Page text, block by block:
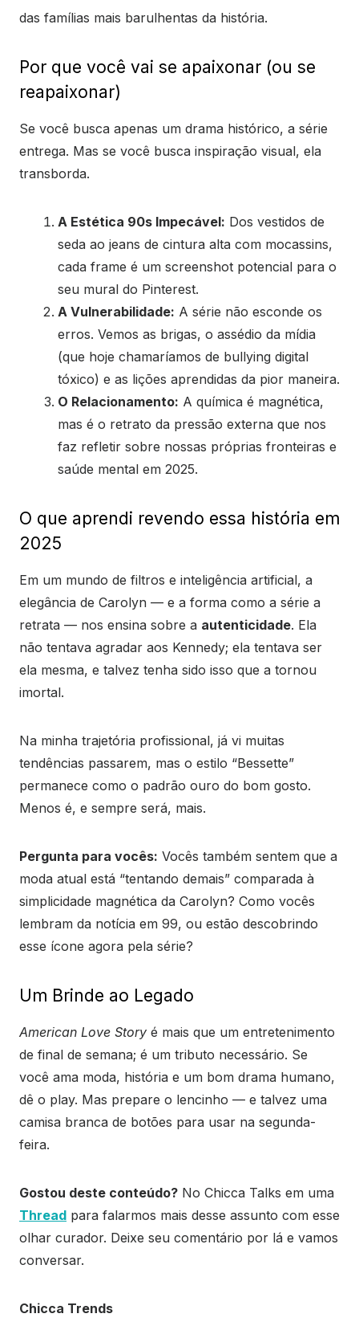
das famílias mais barulhentas da história.
Por que você vai se apaixonar (ou se
reapaixonar)
Se você busca apenas um drama histórico, a série
entrega. Mas se você busca inspiração visual, ela
transborda.
A Estética 90s Impecável: Dos vestidos de
seda ao jeans de cintura alta com mocassins,
cada frame é um screenshot potencial para o
seu mural do Pinterest.
A Vulnerabilidade: A série não esconde os
erros. Vemos as brigas, o assédio da mídia
(que hoje chamaríamos de bullying digital
tóxico) e as lições aprendidas da pior maneira.
O Relacionamento: A química é magnética,
mas é o retrato da pressão externa que nos
faz refletir sobre nossas próprias fronteiras e
saúde mental em 2025.
O que aprendi revendo essa história em
2025
Em um mundo de filtros e inteligência artificial, a
elegância de Carolyn — e a forma como a série a
retrata — nos ensina sobre a autenticidade. Ela
não tentava agradar aos Kennedy; ela tentava ser
ela mesma, e talvez tenha sido isso que a tornou
imortal.
Na minha trajetória profissional, já vi muitas
tendências passarem, mas o estilo “Bessette”
permanece como o padrão ouro do bom gosto.
Menos é, e sempre será, mais.
Pergunta para vocês: Vocês também sentem que a
moda atual está “tentando demais” comparada à
simplicidade magnética da Carolyn? Como vocês
lembram da notícia em 99, ou estão descobrindo
esse ícone agora pela série?
Um Brinde ao Legado
American Love Story é mais que um entretenimento
de final de semana; é um tributo necessário. Se
você ama moda, história e um bom drama humano,
dê o play. Mas prepare o lencinho — e talvez uma
camisa branca de botões para usar na segunda-
feira.
Gostou deste conteúdo? No Chicca Talks em uma
Thread para falarmos mais desse assunto com esse
olhar curador. Deixe seu comentário por lá e vamos
conversar.
Chicca Trends